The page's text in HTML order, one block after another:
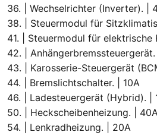
36. | Wechselrichter (Inverter). |
38. | Steuermodul für
41. | Steuermodul für
42. |
43. | Karosserie-Steuergerät
44. | Bremslichtschalter. | 10A
46. | Ladesteuergerät (Hybrid). |
50. | Heckscheibenheizung. | 40A
54. | Lenkradheizung. | 20A